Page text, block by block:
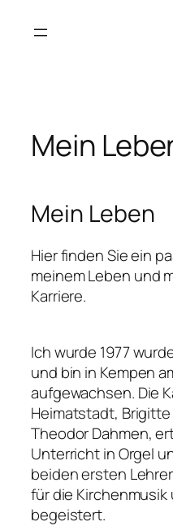
Inhalt
Mein
Mein Leben
Hier finden Sie ein
meinem Leben und
Karriere.
Ich wurde 1977
und bin in Kempen
aufgewachsen. Die
Heimatstadt,
Theodor Dahmen,
Unterricht in Orgel
beiden ersten
für die
begeistert.